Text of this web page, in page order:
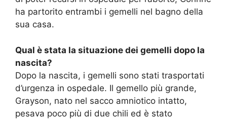
ha partorito entrambi i gemelli nel bagno della
sua casa.
Qual è stata la situazione dei gemelli dopo la
nascita?
Dopo la nascita, i gemelli sono stati trasportati
d’urgenza in ospedale. Il gemello più grande,
Grayson, nato nel sacco amniotico intatto,
pesava poco più di due chili ed è stato